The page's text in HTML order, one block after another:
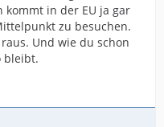
in der EU ja gar
zu besuchen.
Und wie du schon
bleibt.